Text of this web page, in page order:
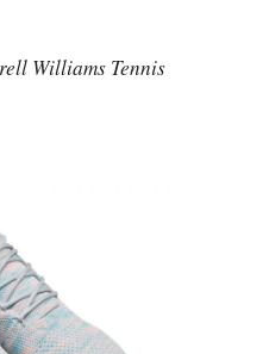
Williams Tennis